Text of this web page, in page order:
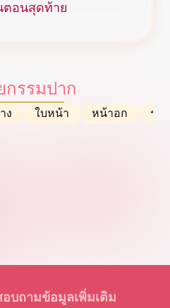
ตอนสุดท้าย
กรรมปาก
ง ใบหน้า หน้าอก ร่า
อบถามข้อมูลเพิ่มเติม